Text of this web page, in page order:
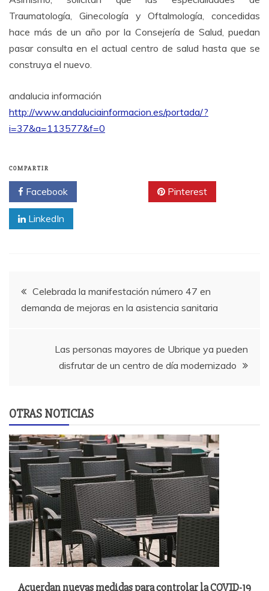
Traumatología, Ginecología y Oftalmología, concedidas
hace más de un año por la Consejería de Salud, puedan
pasar consulta en el actual centro de salud hasta que se
construya el nuevo.
andalucia información
http://www.andaluciainformacion.es/portada/?
i=37&a=113577&f=0
COMPARTIR
Facebook Pinterest
LinkedIn
Navegación
de
entradas
Celebrada la manifestación número 47 en
demanda de mejoras en la asistencia sanitaria
Las personas mayores de Ubrique ya pueden
disfrutar de un centro de día modernizado
OTRAS NOTICIAS
Acuerdan nuevas medidas para controlar la COVID-19